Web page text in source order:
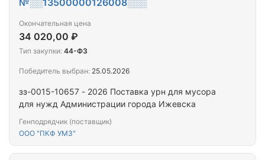
зз-0015-10657 - 2026 Поставка урн для мусора
для нужд Администрации города Ижевска
Генподрядчик (поставщик)
ООО "ПКФ УМЗ"
№░░13500000126008░░░
Окончательная цена
34 020,00 ₽
Тип закупки: 44-ФЗ
Победитель выбран: 25.05.2026